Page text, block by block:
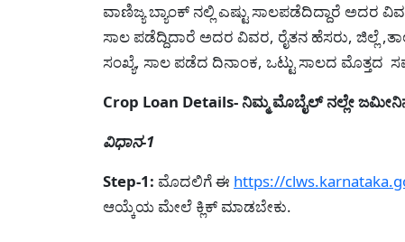
ವಾಣಿಜ್ಯ ಬ್ಯಾಂಕ್ ನಲ್ಲಿ ಎಷ್ಟು ಸಾಲಪಡೆದಿದ್ದಾರೆ ಅದರ
ಸಾಲ ಪಡೆದ್ದಿದಾರೆ ಅದರ ವಿವರ, ರೈತನ ಹೆಸರು, ಜಿಲ್ಲೆ
ಸಂಖ್ಯೆ, ಸಾಲ ಪಡೆದ ದಿನಾಂಕ, ಒಟ್ಟು ಸಾಲದ
Crop Loan Details- ನಿಮ್ಮ ಮೊಬೈಲ್ ನಲ್ಲೇ
ವಿಧಾನ-1
Step-1: ಮೊದಲಿಗೆ ಈ https://
ಆಯ್ಕೆಯ ಮೇಲೆ ಕ್ಲಿಕ್ ಮಾಡಬೇಕು.